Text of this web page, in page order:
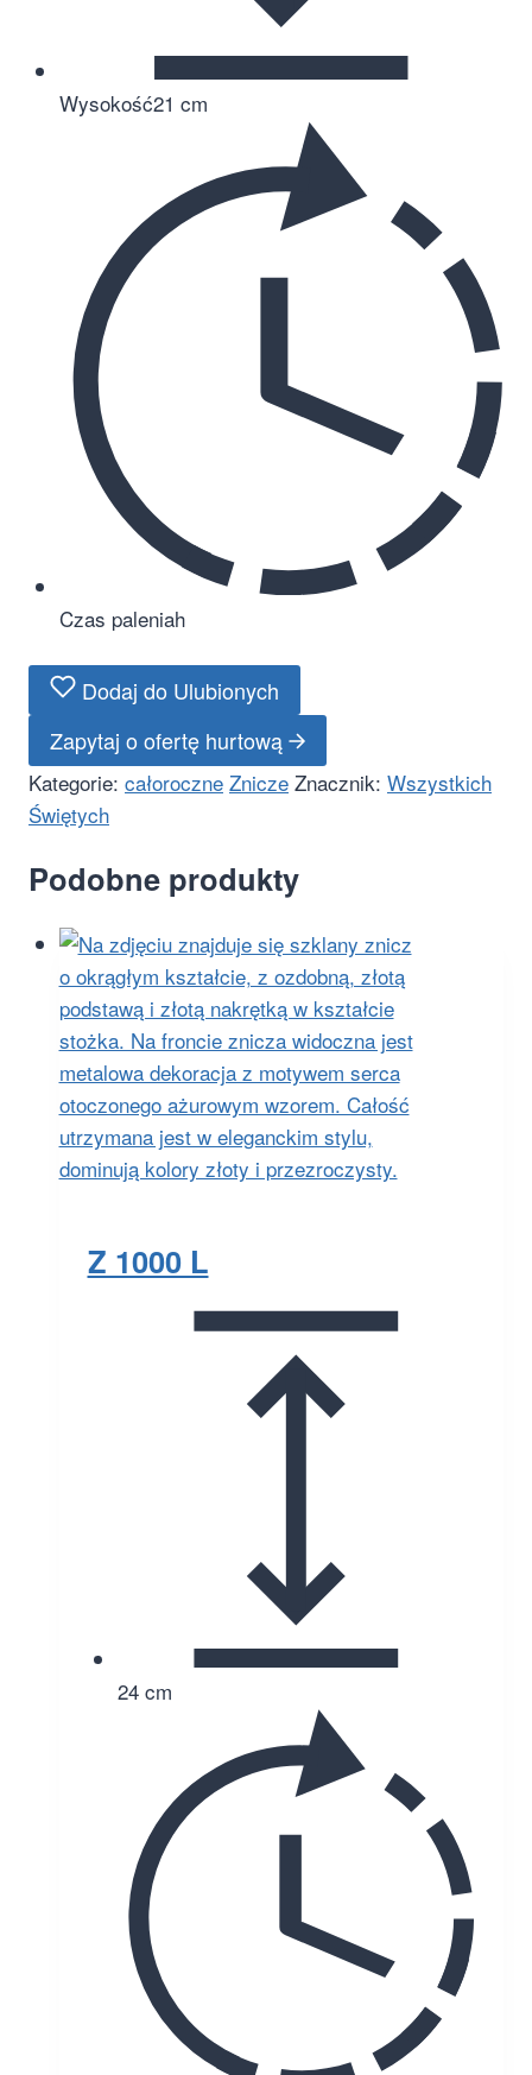
Wysokość21 cm
Czas paleniah
Dodaj do Ulubionych
Zapytaj o ofertę hurtową
Kategorie: całoroczne Znicze Znacznik: Wszystkich
Świętych
Podobne produkty
Z 1000 L
24 cm